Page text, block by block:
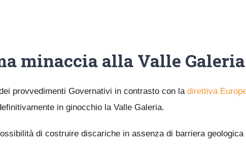
minaccia alla Valle Galeria
provvedimenti Governativi in contrasto con la direttiva
in ginocchio la Valle Galeria.
di costruire discariche in assenza di barriera geologica